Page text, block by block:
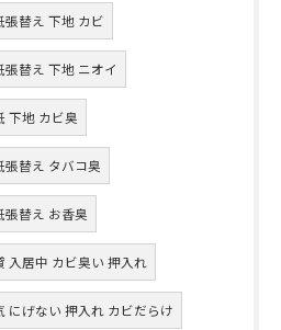
張替え 下地 カビ
張替え 下地 ニオイ
下地 カビ臭
張替え タバコ臭
張替え お香臭
入居中 カビ臭い 押入れ
にげない 押入れ カビだらけ